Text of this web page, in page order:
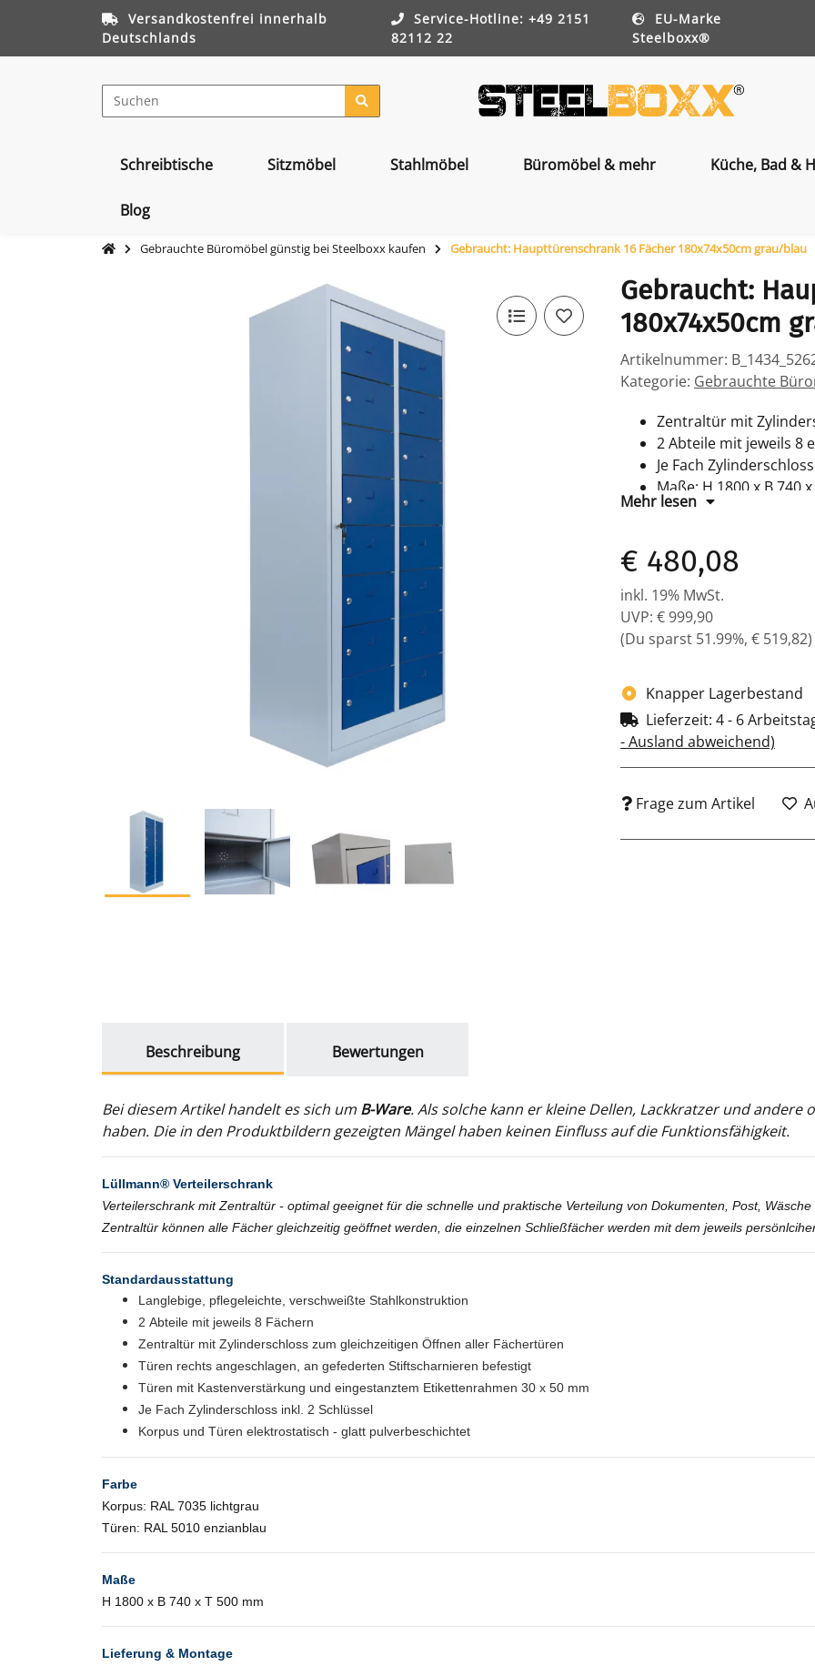
Versandkostenfrei innerhalb
Deutschlands
Service-Hotline: +49 2151
82112 22
EU-Marke
Steelboxx®
Schreibtische Sitzmöbel Stahlmöbel Büromöbel & mehr Küche, Bad &
Blog
Gebrauchte Büromöbel günstig bei Steelboxx kaufen Gebraucht: Haupttürenschrank 16 Fächer 180x74x50cm grau/blau
Gebraucht:
180x74x50cm
Artikelnummer:
Kategorie: Gebrauchte
Zentraltür mit
2 Abteile mit jeweils 8
Je Fach
Maße: H 1800 x B 740
Farbe: Korpus RAL
Komplett montiert
Mehr lesen
€ 480,08
inkl. 19% MwSt.
UVP: € 999,90
(Du sparst 51.99%, € 519,82)
Knapper Lagerbestand
Lieferzeit: 4 - 6
- Ausland abweichend)
Frage zum Artikel
Beschreibung
Bewertungen
Bei diesem Artikel handelt es sich um B-Ware. Als solche kann er kleine Dellen, Lackkratzer und andere
haben. Die in den Produktbildern gezeigten Mängel haben keinen Einfluss auf die Funktionsfähigkeit.
Lüllmann® Verteilerschrank
Verteilerschrank mit Zentraltür - optimal geeignet für die schnelle und praktische Verteilung von Dokumenten, Post,
Zentraltür können alle Fächer gleichzeitig geöffnet werden, die einzelnen Schließfächer werden mit dem jeweils
Standardausstattung
Langlebige, pflegeleichte, verschweißte Stahlkonstruktion
2 Abteile mit jeweils 8 Fächern
Zentraltür mit Zylinderschloss zum gleichzeitigen Öffnen aller Fächertüren
Türen rechts angeschlagen, an gefederten Stiftscharnieren befestigt
Türen mit Kastenverstärkung und eingestanztem Etikettenrahmen 30 x 50 mm
Je Fach Zylinderschloss inkl. 2 Schlüssel
Korpus und Türen elektrostatisch - glatt pulverbeschichtet
Farbe
Korpus: RAL 7035 lichtgrau
Türen: RAL 5010 enzianblau
Maße
H 1800 x B 740 x T 500 mm
Lieferung & Montage